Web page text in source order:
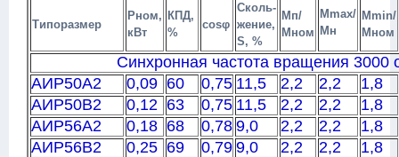
Типоразмер
Рном,
кВт
КПД,
%
cosφ
Сколь-
жение,
S, %
М п/
М ном
М max/
M н
М min/
М ном
Синхронная частота вращения 3000
АИР50А2
0,09 60 0,75 11,5 2,2 2,2
1,8
АИР50В2
0,12 63 0,75 11,5 2,2 2,2
1,8
АИР56А2
0,18 68 0,78 9,0 2,2 2,2
1,8
АИР56В2
0,25 69 0,79 9,0 2,2 2,2
1,8